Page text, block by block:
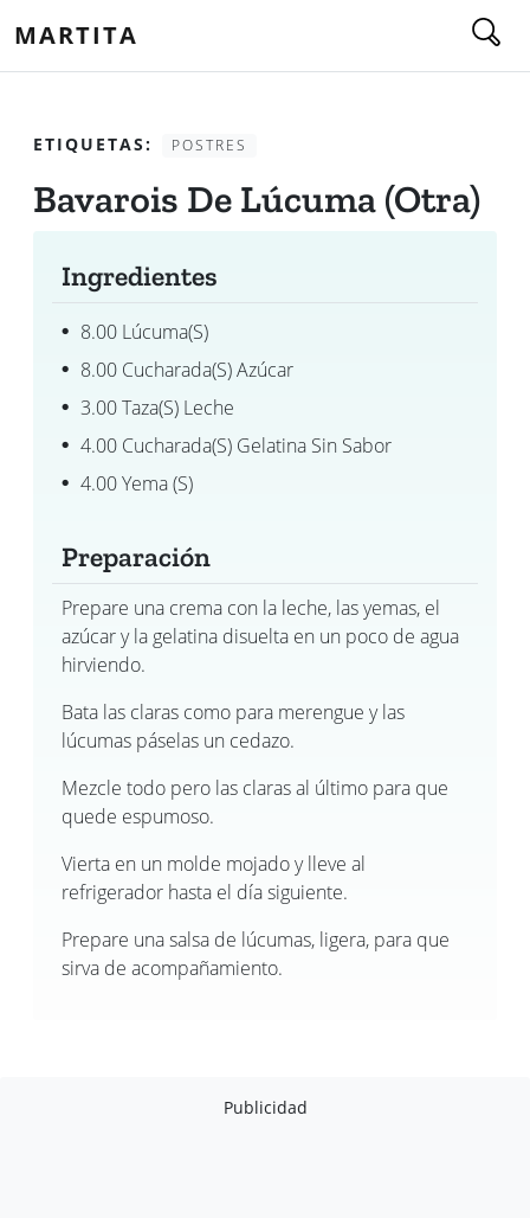
MARTITA
ETIQUETAS: POSTRES
Bavarois De Lúcuma (otra)
Ingredientes
8.00 Lúcuma(s)
8.00 Cucharada(s) Azúcar
3.00 Taza(s) Leche
4.00 Cucharada(s) Gelatina Sin Sabor
4.00 Yema (s)
Preparación
Prepare una crema con la leche, las yemas, el
azúcar y la gelatina disuelta en un poco de agua
hirviendo.
Bata las claras como para merengue y las
lúcumas páselas un cedazo.
Mezcle todo pero las claras al último para que
quede espumoso.
Vierta en un molde mojado y lleve al
refrigerador hasta el día siguiente.
Prepare una salsa de lúcumas, ligera, para que
sirva de acompañamiento.
Publicidad